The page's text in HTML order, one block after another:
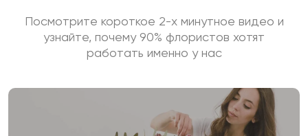
Посмотрите короткое 2-х минутное видео и
узнайте, почему 90% флористов хотят
работать именно у нас